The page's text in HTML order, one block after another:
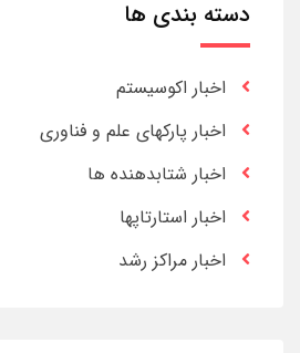
دسته بندی ها
اخبار اکوسیستم
اخبار پارکهای علم و فناوری
اخبار شتابدهنده ها
اخبار استارتاپها
اخبار مراکز رشد